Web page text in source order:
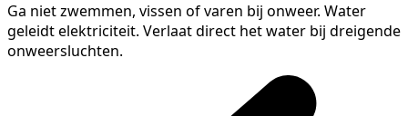
Ga niet zwemmen, vissen of varen bij onweer. Water
geleidt elektriciteit. Verlaat direct het water bij dreigende
onweersluchten.